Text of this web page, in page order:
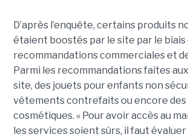
D’après l’enquête, certains produits
étaient boostés par le site par le biais
recommandations commerciales et
Parmi les recommandations faites
site, des jouets pour enfants non
vêtements contrefaits ou encore
cosmétiques. « Pour avoir accès au
les services soient sûrs, il faut